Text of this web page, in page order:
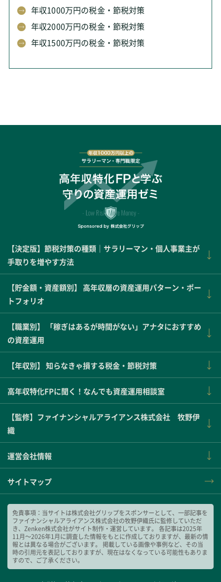
年収1000万円の税金・節税対策
年収2000万円の税金・節税対策
年収1500万円の税金・節税対策
【決定版】節税対策の種類｜サラリーマン・個人事業主が
手取りを増やす方法
【貯金額・資産額別】 高年収層の資産運用パターン・ポー
トフォリオ
【職業別】 「稼ぎはあるが時間がない」アナタにおすすめ
の資産運用
【年収別】 知らなきゃ損する税金・節税対策
高年収特化FPに聞く！なんでも資産運用相談室
【監修】ファイナンシャルアライアンス株式会社 牧野伊
織
運営会社情報
サイトマップ
免責事項：当サイトは株式会社グリップをスポンサーとして、一部記事を
ファイナンシャルアライアンス株式会社の牧野伊織氏に監修していただ
き、Zenken株式会社がサイト制作・運営しています。 各記事は2025年
11月～2026年1月に調査した情報をもとに作成しておりますが、最新の情
報とは異なる場合がございます。 掲載している画像や事例など、その当
時の引用元を表記しておりますが、現在はなくなっている可能性もありま
すので、ご了承ください。